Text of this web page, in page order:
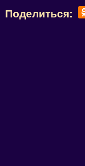
Поделиться: